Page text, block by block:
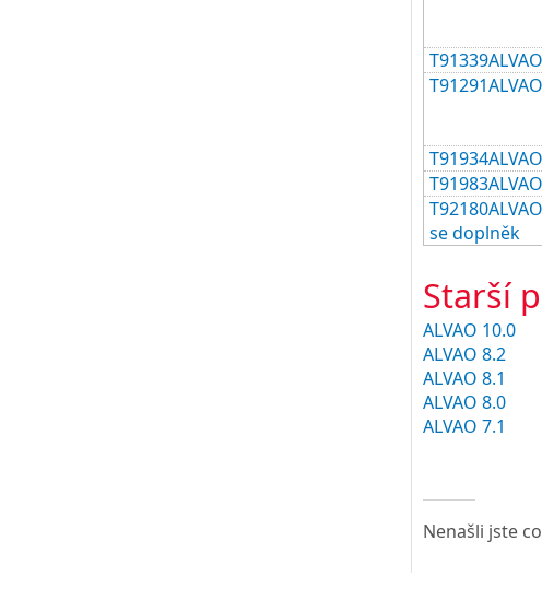
se doplněk
Starší
ALVAO 10.0
ALVAO 8.2
ALVAO 8.1
ALVAO 8.0
ALVAO 7.1
Nenašli jste